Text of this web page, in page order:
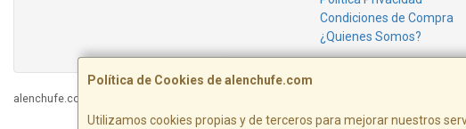
Política de Cookies de alenchufe.com
Utilizamos cookies propias y de terceros para mejorar nuestros
Condiciones de Compra
¿Quienes Somos?
alenchufe.com © 2026